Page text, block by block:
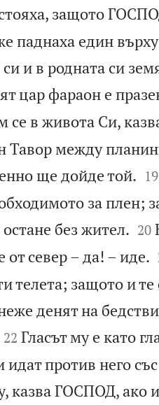
защото
паднаха един
и в родната си
цар фараон е
се в живота Си,
между
ще дойде той.
19
за
без жител.
20
от север – да! – иде.
телета; защото и те
денят на

22 Гласът му е като
против него
казва ГОСПОД, ако